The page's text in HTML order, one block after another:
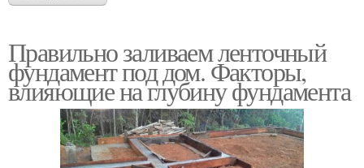
Правильно заливаем ленточный
фундамент под дом. Факторы,
влияющие на глубину фундамента